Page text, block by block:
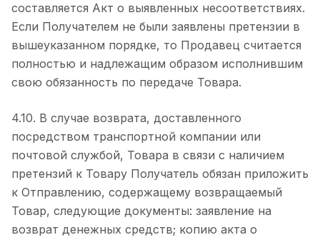
составляется Акт о выявленных несоответствиях.
Если Получателем не были заявлены претензии в
вышеуказанном порядке, то Продавец считается
полностью и надлежащим образом исполнившим
свою обязанность по передаче Товара.
4.10. В случае возврата, доставленного
посредством транспортной компании или
почтовой службой, Товара в связи с наличием
претензий к Товару Получатель обязан приложить
к Отправлению, содержащему возвращаемый
Товар, следующие документы: заявление на
возврат денежных средств; копию акта о